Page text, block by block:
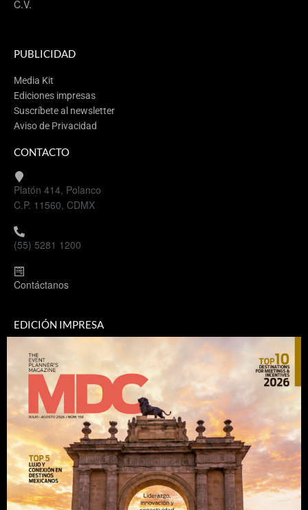
C.V.
PUBLICIDAD
Media Kit
Ediciones impresas
Suscríbete al newsletter
Aviso de Privacidad
CONTACTO
Platón 414, Polanco
C.P. 11560, CDMX
(55) 5281 1200
Contáctanos
EDICIÓN IMPRESA